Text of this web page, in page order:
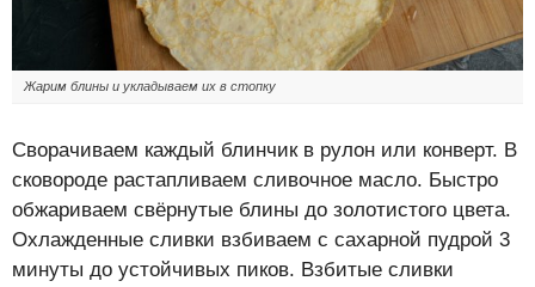
Жарим блины и укладываем их в стопку
Сворачиваем каждый блинчик в рулон или конверт. В
сковороде растапливаем сливочное масло. Быстро
обжариваем свёрнутые блины до золотистого цвета.
Охлажденные сливки взбиваем с сахарной пудрой 3
минуты до устойчивых пиков. Взбитые сливки